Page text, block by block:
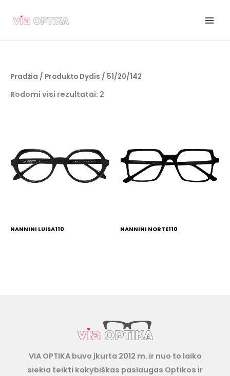
prie
Pradžia / Produkto Dydis / 51/20/142
Rodomi visi rezultatai: 2
NANNINI LUISA110 NANNINI NORTE110
VIA OPTIKA buvo įkurta 2012 m. ir nuo to laiko
siekia teikti kokybiškas paslaugas Optikos ir